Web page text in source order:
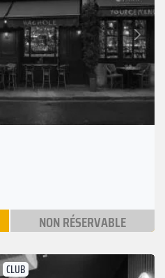
Suivant
NON RÉSERVABLE
CLUB